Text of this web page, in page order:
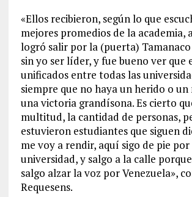
«Ellos recibieron, según lo que
mejores promedios de la academia,
logró salir por la (puerta) Tamanaco
sin yo ser líder, y fue bueno ver que
unificados entre todas las
siempre que no haya un herido o un
una victoria grandísona. Es cierto
multitud, la cantidad de personas,
estuvieron estudiantes que siguen
me voy a rendir, aquí sigo de pie
universidad, y salgo a la calle
salgo alzar la voz por Venezuela»,
Requesens.